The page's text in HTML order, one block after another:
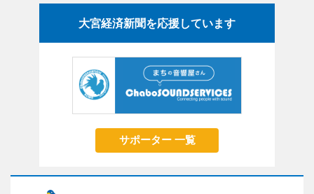
大宮経済新聞を応援しています
サポーター 一覧